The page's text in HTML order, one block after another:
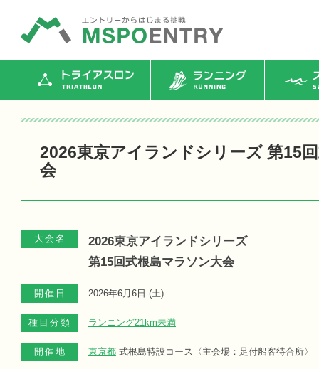
トライアスロン ランニング ス
2026東京アイランドシリーズ 第15
会
大会名
2026東京アイランドシリーズ
第15回式根島マラソン大会
開催日 2026年6月6日 (土)
種目分類 ランニング21km未満
開催地 東京都 式根島特設コース〈主会場：足付船客待合所〉